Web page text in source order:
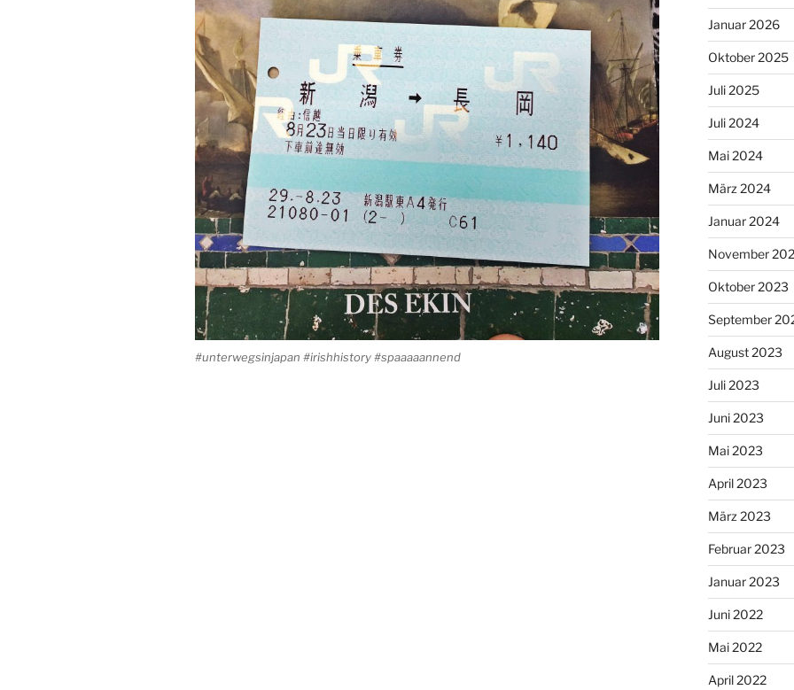
#unterwegsinjapan #irishhistory #spaaaaannend
Januar 2026
Oktober 2025
Juli 2025
Juli 2024
Mai 2024
März 2024
Januar 2024
November
Oktober 2023
September
August 2023
Juli 2023
Juni 2023
Mai 2023
April 2023
März 2023
Februar 2023
Januar 2023
Juni 2022
Mai 2022
April 2022